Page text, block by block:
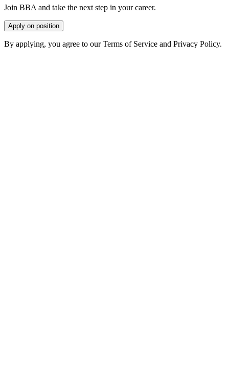
Join BBA and take the next step in your career.
Apply on position
By applying, you agree to our Terms of Service and Privacy Policy.